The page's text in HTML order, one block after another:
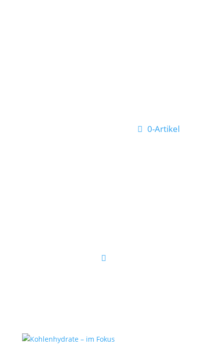
0-Artikel